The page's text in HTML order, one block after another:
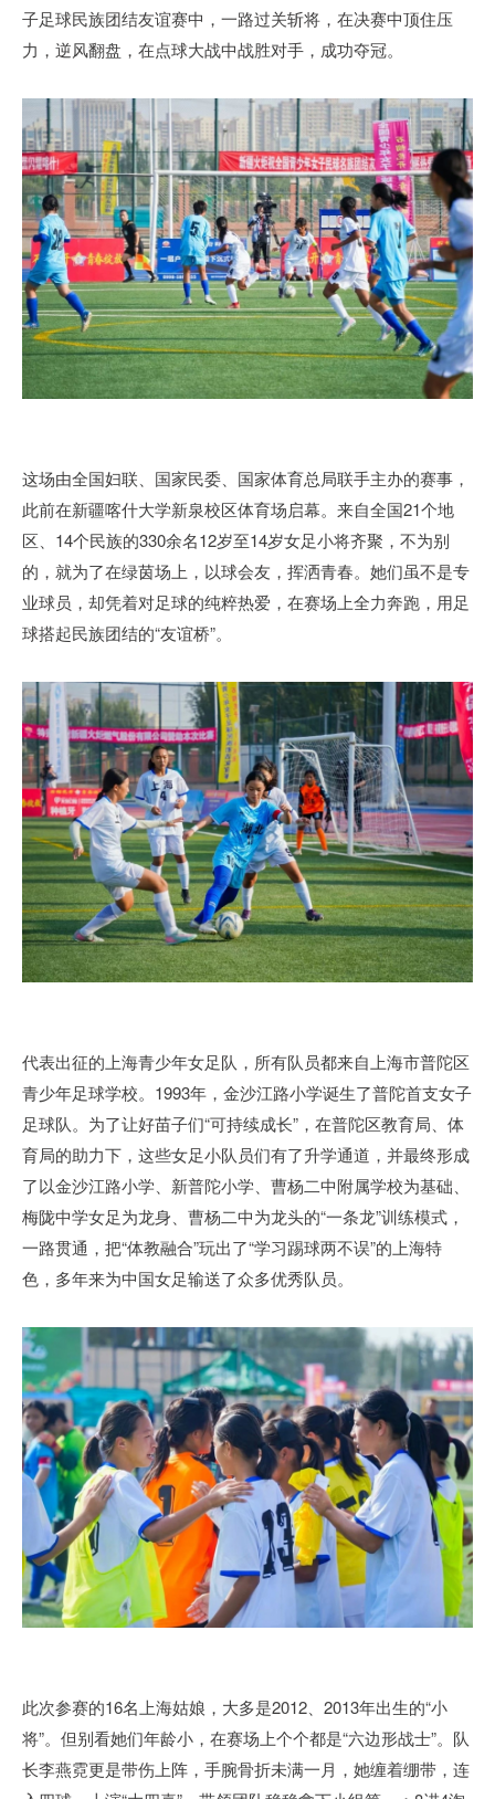
子足球民族团结友谊赛中，一路过关斩将，在决赛中顶住压
力，逆风翻盘，在点球大战中战胜对手，成功夺冠。
这场由全国妇联、国家民委、国家体育总局联手主办的赛事，
此前在新疆喀什大学新泉校区体育场启幕。来自全国21个地
区、14个民族的330余名12岁至14岁女足小将齐聚，不为别
的，就为了在绿茵场上，以球会友，挥洒青春。她们虽不是专
业球员，却凭着对足球的纯粹热爱，在赛场上全力奔跑，用足
球搭起民族团结的“友谊桥”。
代表出征的上海青少年女足队，所有队员都来自上海市普陀区
青少年足球学校。1993年，金沙江路小学诞生了普陀首支女子
足球队。为了让好苗子们“可持续成长”，在普陀区教育局、体
育局的助力下，这些女足小队员们有了升学通道，并最终形成
了以金沙江路小学、新普陀小学、曹杨二中附属学校为基础、
梅陇中学女足为龙身、曹杨二中为龙头的“一条龙”训练模式，
一路贯通，把“体教融合”玩出了“学习踢球两不误”的上海特
色，多年来为中国女足输送了众多优秀队员。
此次参赛的16名上海姑娘，大多是2012、2013年出生的“小
将”。但别看她们年龄小，在赛场上个个都是“六边形战士”。队
长李燕霓更是带伤上阵，手腕骨折未满一月，她缠着绷带，连